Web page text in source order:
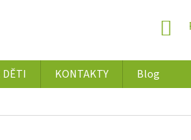
DĚTI KONTAKTY Blog